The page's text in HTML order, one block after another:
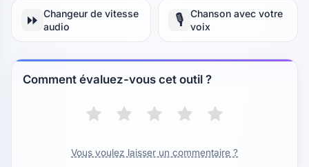
⏩ Changeur de vitesse
audio
🎙️ Chanson avec votre
voix
Comment évaluez-vous cet outil ?
Vous voulez laisser un commentaire ?